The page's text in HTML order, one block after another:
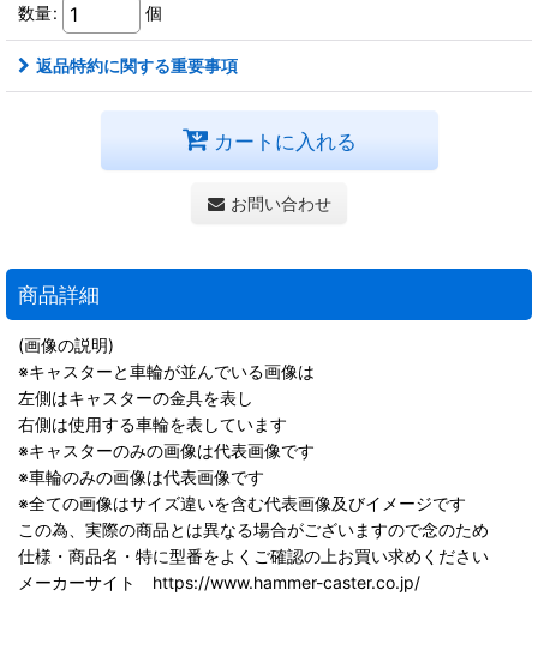
数量: 個
返品特約に関する重要事項
カートに入れる
お問い合わせ
商品詳細
(画像の説明)
※キャスターと車輪が並んでいる画像は
左側はキャスターの金具を表し
右側は使用する車輪を表しています
※キャスターのみの画像は代表画像です
※車輪のみの画像は代表画像です
※全ての画像はサイズ違いを含む代表画像及びイメージです
この為、実際の商品とは異なる場合がございますので念のため
仕様・商品名・特に型番をよくご確認の上お買い求めください
メーカーサイト https://www.hammer-caster.co.jp/